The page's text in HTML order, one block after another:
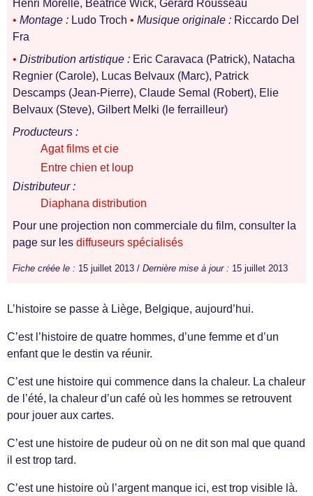
Henri Morelle, Béatrice Wick, Gérard Rousseau
• Montage : Ludo Troch • Musique originale : Riccardo Del
Fra
• Distribution artistique : Eric Caravaca (Patrick), Natacha
Regnier (Carole), Lucas Belvaux (Marc), Patrick
Descamps (Jean-Pierre), Claude Semal (Robert), Elie
Belvaux (Steve), Gilbert Melki (le ferrailleur)
Producteurs :
Agat films et cie
Entre chien et loup
Distributeur :
Diaphana distribution
Pour une projection non commerciale du film, consulter la
page sur les diffuseurs spécialisés
Fiche créée le : 15 juillet 2013 / Dernière mise à jour : 15 juillet 2013
L’histoire se passe à Liège, Belgique, aujourd’hui.
C’est l’histoire de quatre hommes, d’une femme et d’un
enfant que le destin va réunir.
C’est une histoire qui commence dans la chaleur. La chaleur
de l’été, la chaleur d’un café où les hommes se retrouvent
pour jouer aux cartes.
C’est une histoire de pudeur où on ne dit son mal que quand
il est trop tard.
C’est une histoire où l’argent manque ici, est trop visible là.